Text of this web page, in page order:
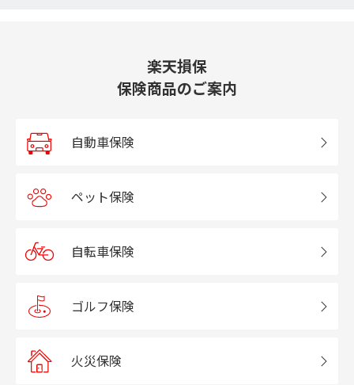
楽天損保
保険商品のご案内
自動車保険
ペット保険
自転車保険
ゴルフ保険
火災保険